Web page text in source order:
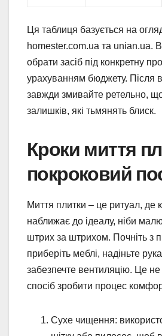
Ця таблиця базується на
homester.com.ua та unian.ua.
обрати засіб під конкретну
урахуванням бюджету. Після
завжди змивайте ретельно,
залишків, які тьмянять блиск.
Кроки миття
покроковий
Миття плитки – це ритуал, де
наближає до ідеалу, ніби
штрих за штрихом. Почніть з
приберіть меблі, надіньте
забезпечте вентиляцію. Це не
спосіб зробити процес
Сухе чищення: